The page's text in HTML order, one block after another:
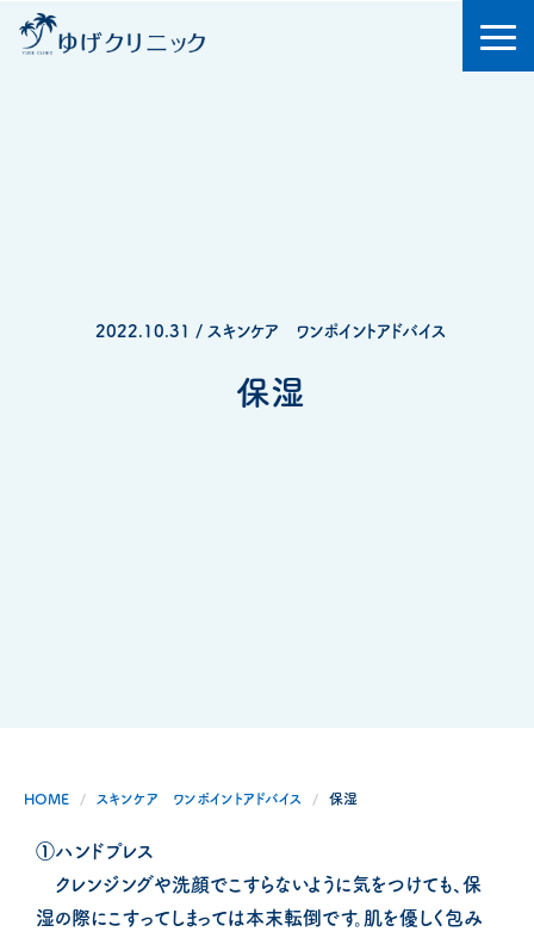
2022.10.31 / スキンケア ワンポイントアドバイス
保湿
HOME スキンケア ワンポイントアドバイス 保湿
①ハンドプレス
クレンジングや洗顔でこすらないように気をつけても、保
湿の際にこすってしまっては本末転倒です。肌を優しく包み